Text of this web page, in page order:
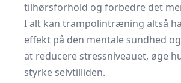
tilhørsforhold og forbedre det
I alt kan trampolintræning altså
effekt på den mentale sundhed
at reducere stressniveauet, øge
styrke selvtilliden.